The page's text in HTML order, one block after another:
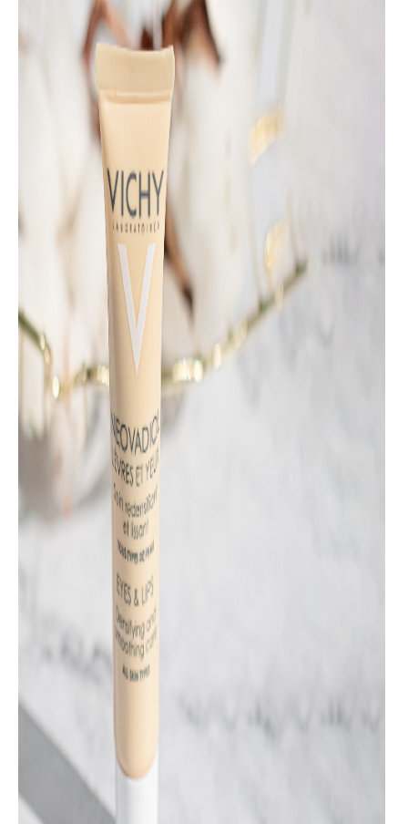
NEOVADIOL NEGA ZA PODRUČJE OKO OČIJU I USNE
namenjena je ženama koje žele da se bore sa efektima
menopauze na ovom području, odnosno gubitkom gustine i
pojavom opuštene kože. Jedinstven spoj aktivnih sastojaka:
Proteic Gf-a, koji podstiče faktore rasta i Pro-Xylana, koji
jača potporna tkiva gde se nalaze faktori rasta, odgovoran je
za efekte rekonstrukcije tkiva. Delovanje ovih sastojaka
dopunjeno je eperulinom koji deluje na sprečavanje
pigmentacije i vazodilataciju u koži što ublažava izgled
podočnjaka i kesica ispod očiju, a bogata tekstura sa karite
buterom, pčelinjim voskom i glicerolom snažno hidrira i
ishranjuje kožu. Moćan aplikator hladećeg efekta značajno
olakšava nanošenje ove nege i na područje oko očiju i na
usne.
Da budemo još praktičniji, možemo reći i ovako: ako želite
da se rešite podočnjaka i oteklih kapaka birajte između
Minéral 89 nege za područje oko očiju i Aqualia Thermal
balzama, a ako primećujete i prve borice uz podočnjake,
rešenje potražite u Slow Âge nezi. Ako želite da delujete na
već jasno vidljive bore, Liftactiv nega za područje oko očiju
bi mogla da bude odlično rešenje, a ako uz korekciju bora
želite i korekciju podočnjaka, ojačavajuće delovanje na
trepavice i generalno „osvetljujući“ efekat na ovo područje
odlučite se za Liftactiv serum 10. Ako ste u menopauzi ili
postmenopauzalnom životnom dobu, Neovadiol Contours će
osetljivom području oko očiju pružiti svu neophodnu
podršku i hladeći efekat tokom prijatne masaže posebno
osmišljenim aplikatorom.
Tekstura proizvoda je takođe nešto što treba uzeti u obzir.
Vichy nege za područje oko očiju dolaze u formi seruma ili
krema i svaka od ovih tekstura ima određene prednosti.
Kreme su generalno gušće i bogatije, dok su gelaste
osećaj glatkoće na koži. I jedna i druga vrsta teksture, u
zavisnosti od aktivnih sastojaka, može da smanji
podočnjake, oteklost, da deluje protiv finih linija, bora ili
gubitka čvrstine a treba da se odlučimo za onu koju više
volimo. Mnogima više prija da ujutru koriste lagane serume i
uživaju u osvežavajućem efektu glatkoće, dok za noć
ostavljaju bogat zaštitni efekat krema. Pa treba i o ovom
pristupu razmisliti.